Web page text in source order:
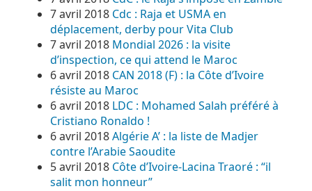
7 avril 2018 Cdc : Raja et USMA en
déplacement, derby pour Vita Club
7 avril 2018 Mondial 2026 : la visite
d’inspection, ce qui attend le Maroc
6 avril 2018 CAN 2018 (F) : la Côte d’Ivoire
résiste au Maroc
6 avril 2018 LDC : Mohamed Salah préféré à
Cristiano Ronaldo !
6 avril 2018Algérie A’ : la liste de Madjer
contre l’Arabie Saoudite
5 avril 2018 Côte d’Ivoire-Lacina Traoré : “il
salit mon honneur”